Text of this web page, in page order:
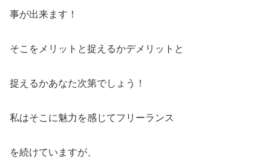
事が出来ます！
そこをメリットと捉えるかデメリットと
捉えるかあなた次第でしょう！
私はそこに魅力を感じてフリーランス
を続けていますが、